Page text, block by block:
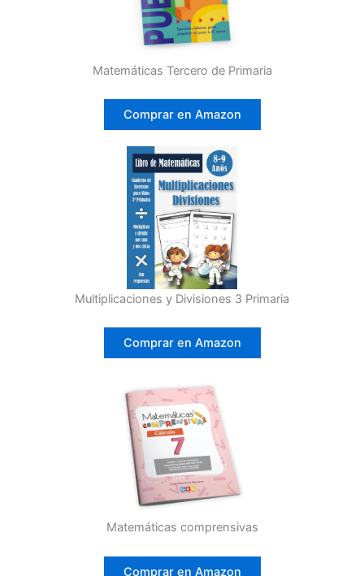
Matemáticas Tercero de Primaria
Comprar en Amazon
Multiplicaciones y Divisiones 3 Primaria
Comprar en Amazon
Matemáticas comprensivas
Comprar en Amazon